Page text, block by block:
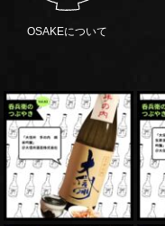
OSAKEについて